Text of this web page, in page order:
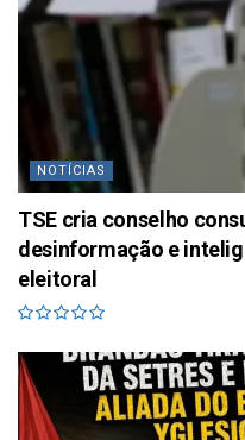
NOTÍCIAS
TSE cria conselho
desinformação e
eleitoral